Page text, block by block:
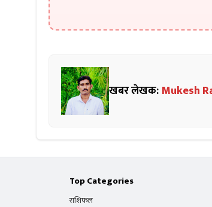
खबर लेखक: Mukesh
Top Categories
राशिफल